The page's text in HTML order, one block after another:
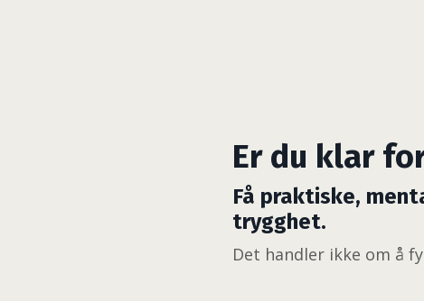
Er du klar
Få praktiske,
trygghet.
Det handler ikke om å